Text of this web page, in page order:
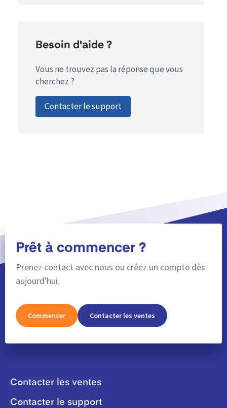
Besoin d'aide ?
Vous ne trouvez pas la réponse que vous
cherchez ?
Contacter le support
Prêt à commencer ?
Prenez contact avec nous ou créez un compte dès
aujourd'hui.
Commencer Contacter les ventes
Contacter les ventes
Contacter le support